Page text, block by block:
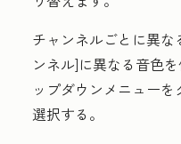
チャンネルごとに異な
ンネル]に異なる音色
ップダウンメニュー
選択する。